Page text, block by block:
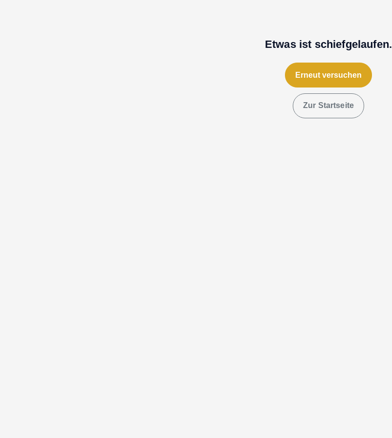
Etwas ist schiefgelaufen.
Erneut versuchen
Zur Startseite